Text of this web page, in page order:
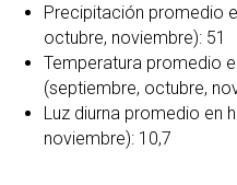
Precipitación promedio
octubre, noviembre): 51
Temperatura promedio
(septiembre, octubre,
Luz diurna promedio en
noviembre): 10,7